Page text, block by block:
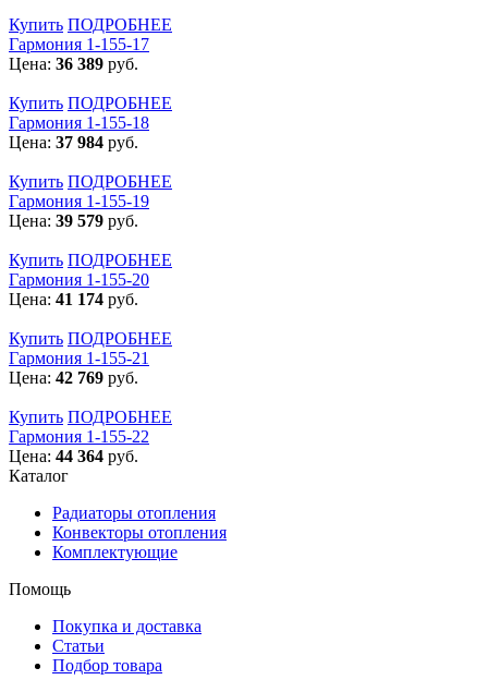
Купить ПОДРОБНЕЕ
Гармония 1-155-17
Цена: 36 389 руб.
Купить ПОДРОБНЕЕ
Гармония 1-155-18
Цена: 37 984 руб.
Купить ПОДРОБНЕЕ
Гармония 1-155-19
Цена: 39 579 руб.
Купить ПОДРОБНЕЕ
Гармония 1-155-20
Цена: 41 174 руб.
Купить ПОДРОБНЕЕ
Гармония 1-155-21
Цена: 42 769 руб.
Купить ПОДРОБНЕЕ
Гармония 1-155-22
Цена: 44 364 руб.
Каталог
Радиаторы отопления
Конвекторы отопления
Комплектующие
Помощь
Покупка и доставка
Статьи
Подбор товара